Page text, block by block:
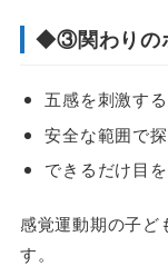
◆③関わりの
五感を刺激す
安全な範囲で
できるだけ目
感覚運動期の子ど
す。